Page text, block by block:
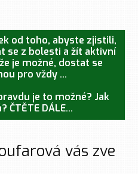
od toho, abyste zjistili,
se z bolesti a žít aktivní
je možné, dostat se
pro vždy ...
je to možné? Jak
DÁLE...
vás zve